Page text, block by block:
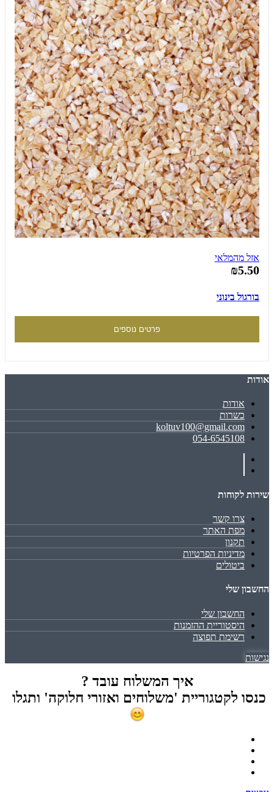
אזל מהמלאי
₪5.50
בורגול בינוני
פרטים נוספים
אודות
אודות
כשרות
koltuv100@gmail.com
054-6545108
שירות לקוחות
צרו קשר
מפת האתר
תקנון
מדיניות הפרטיות
ביטולים
החשבון שלי
החשבון שלי
היסטוריית ההזמנות
רשימת תפוצה
נגישות
איך המשלוח עובד ?
כנסו לקטגוריית 'משלוחים ואזורי חלוקה' ותגלו